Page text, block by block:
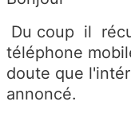
Du coup il
téléphone
doute que
annoncé.